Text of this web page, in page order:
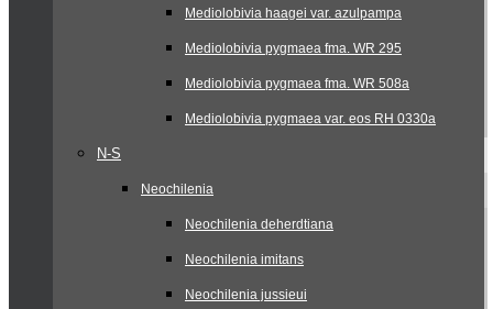
Mediolobivia haagei var. azulpampa
Mediolobivia pygmaea fma. WR 295
Mediolobivia pygmaea fma. WR 508a
Mediolobivia pygmaea var. eos RH 0330a
N-S
Neochilenia
Neochilenia deherdtiana
Neochilenia imitans
Neochilenia jussieui